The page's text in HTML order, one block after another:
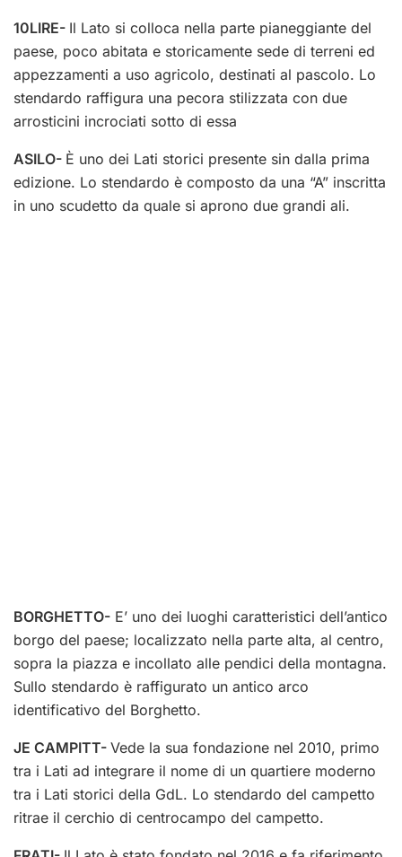
10LIRE- Il Lato si colloca nella parte pianeggiante del
paese, poco abitata e storicamente sede di terreni ed
appezzamenti a uso agricolo, destinati al pascolo. Lo
stendardo raffigura una pecora stilizzata con due
arrosticini incrociati sotto di essa
ASILO- È uno dei Lati storici presente sin dalla prima
edizione. Lo stendardo è composto da una “A” inscritta
in uno scudetto da quale si aprono due grandi ali.
BORGHETTO- E’ uno dei luoghi caratteristici dell’antico
borgo del paese; localizzato nella parte alta, al centro,
sopra la piazza e incollato alle pendici della montagna.
Sullo stendardo è raffigurato un antico arco
identificativo del Borghetto.
JE CAMPITT- Vede la sua fondazione nel 2010, primo
tra i Lati ad integrare il nome di un quartiere moderno
tra i Lati storici della GdL. Lo stendardo del campetto
ritrae il cerchio di centrocampo del campetto.